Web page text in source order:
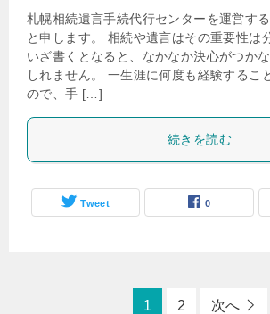
札幌相続遺言手続代行センターを運営す
と申します。 相続や遺言はその重要性は
いざ書くとなると、なかなか決心がつか
しれません。 一生涯に何度も経験するこ
ので、手 […]
続きを読む
Tweet 0
1 2 次へ